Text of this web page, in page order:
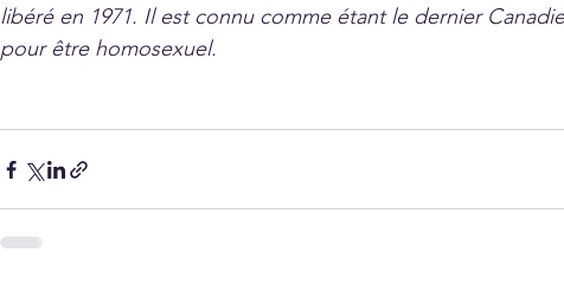
libéré en 1971. Il est connu comme étant le dernier
pour être homosexuel.